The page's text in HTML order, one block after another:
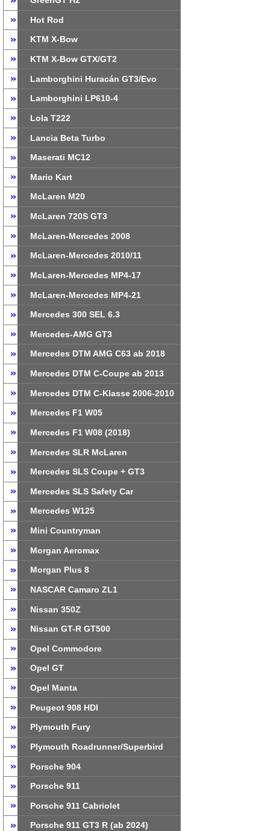
Hot Rod
KTM X-Bow
KTM X-Bow GTX/GT2
Lamborghini Huracán GT3/Evo
Lamborghini LP610-4
Lola T222
Lancia Beta Turbo
Maserati MC12
Mario Kart
McLaren M20
McLaren 720S GT3
McLaren-Mercedes 2008
McLaren-Mercedes 2010/11
McLaren-Mercedes MP4-17
McLaren-Mercedes MP4-21
Mercedes 300 SEL 6.3
Mercedes-AMG GT3
Mercedes DTM AMG C63 ab 2018
Mercedes DTM C-Coupe ab 2013
Mercedes DTM C-Klasse 2006-2010
Mercedes F1 W05
Mercedes F1 W08 (2018)
Mercedes SLR McLaren
Mercedes SLS Coupe + GT3
Mercedes SLS Safety Car
Mercedes W125
Mini Countryman
Morgan Aeromax
Morgan Plus 8
NASCAR Camaro ZL1
Nissan 350Z
Nissan GT-R GT500
Opel Commodore
Opel GT
Opel Manta
Peugeot 908 HDI
Plymouth Fury
Plymouth Roadrunner/Superbird
Porsche 904
Porsche 911
Porsche 911 Cabriolet
Porsche 911 GT3 R (ab 2024)